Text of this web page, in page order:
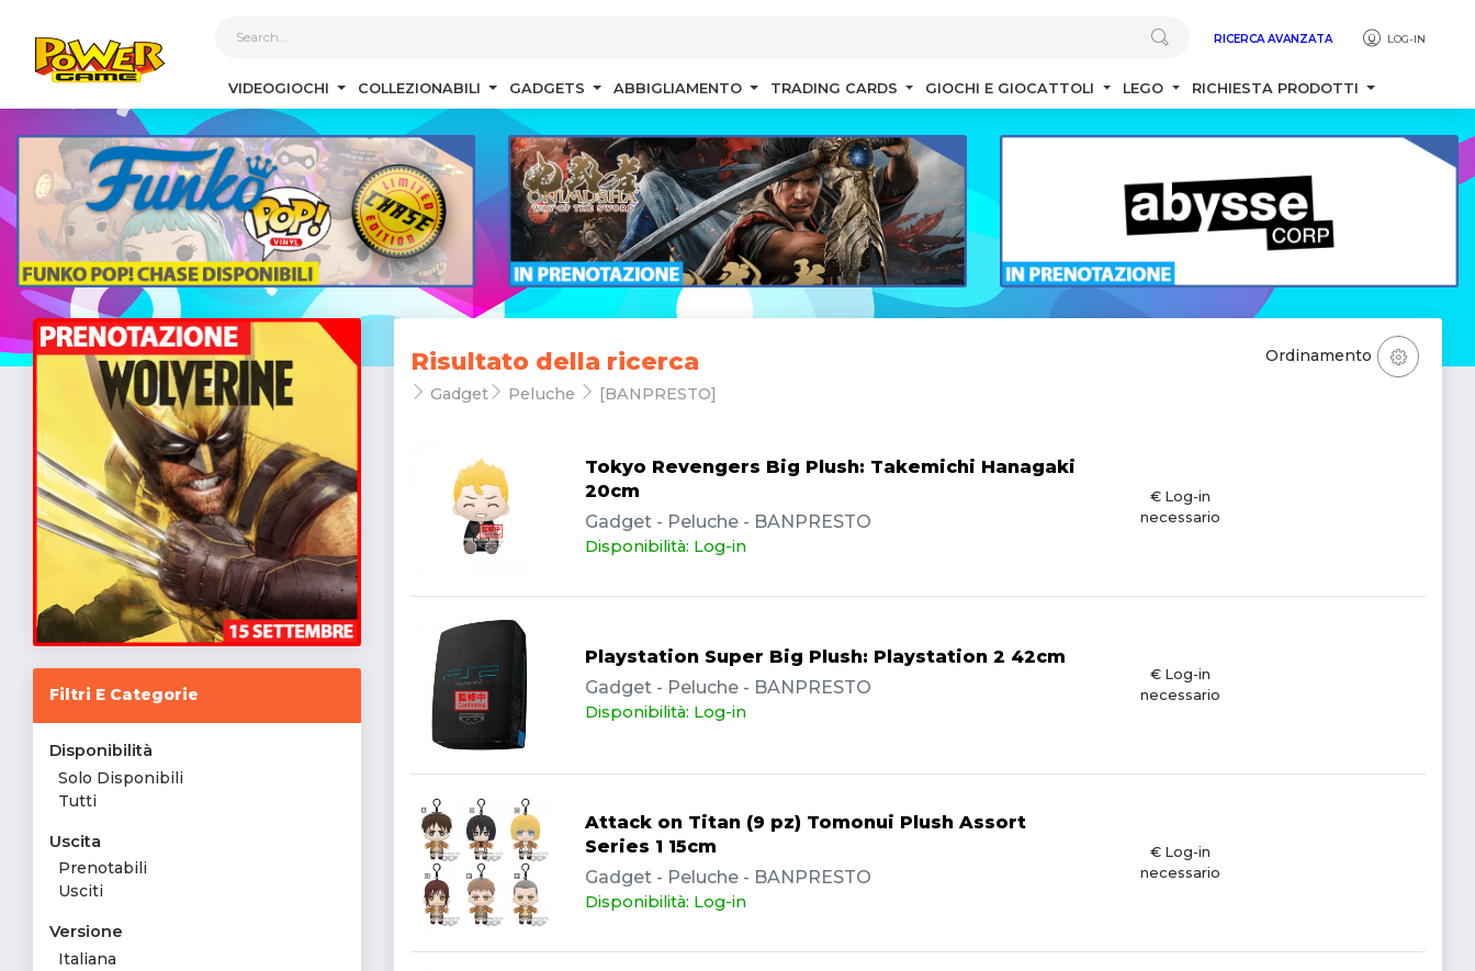
RICERCA AVANZATA LOG-IN
VIDEOGIOCHI COLLEZIONABILI GADGETS ABBIGLIAMENTO TRADING CARDS GIOCHI E GIOCATTOLI LEGO RICHIESTA PRODOTTI
Filtri E Categorie
Disponibilità
Solo Disponibili
Tutti
Uscita
Prenotabili
Usciti
Versione
Italiana
Risultato della ricerca
Gadget Peluche [BANPRESTO]
Ordinamento
Tokyo Revengers Big Plush: Takemichi Hanagaki
20cm
Gadget - Peluche - BANPRESTO
Disponibilità: Log-in
€ Log-in
necessario
Playstation Super Big Plush: Playstation 2 42cm
Gadget - Peluche - BANPRESTO
Disponibilità: Log-in
€ Log-in
necessario
Attack on Titan (9 pz) Tomonui Plush Assort
Series 1 15cm
Gadget - Peluche - BANPRESTO
Disponibilità: Log-in
€ Log-in
necessario